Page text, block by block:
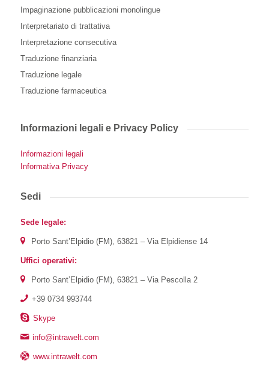
Impaginazione pubblicazioni monolingue
Interpretariato di trattativa
Interpretazione consecutiva
Traduzione finanziaria
Traduzione legale
Traduzione farmaceutica
Informazioni legali e Privacy Policy
Informazioni legali
Informativa Privacy
Sedi
Sede legale:
Porto Sant’Elpidio (FM), 63821 – Via Elpidiense 14
Uffici operativi:
Porto Sant’Elpidio (FM), 63821 – Via Pescolla 2
+39 0734 993744
Skype
info@intrawelt.com
www.intrawelt.com